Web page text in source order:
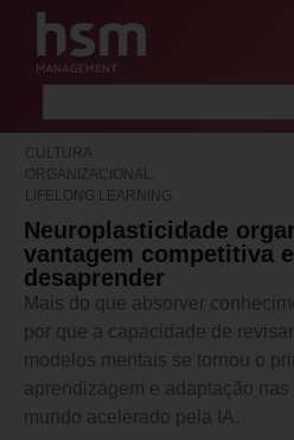
CULTURA
ORGANIZACIONAL
LIFELONG LEARNING
Neuroplasticidade
vantagem competitiva
desaprender
Mais do que absorver
por que a capacidade de
modelos mentais se tornou o
aprendizagem e adaptação
mundo acelerado pela IA.